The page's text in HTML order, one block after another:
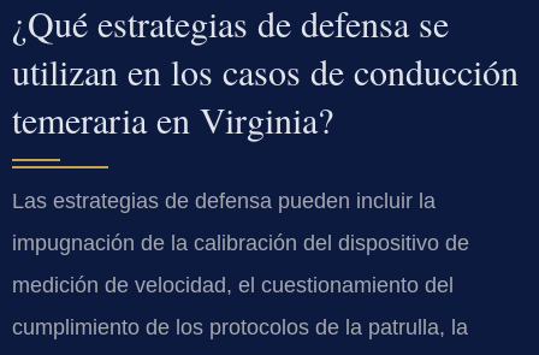
¿Qué estrategias de defensa se
utilizan en los casos de conducción
temeraria en Virginia?
Las estrategias de defensa pueden incluir la
impugnación de la calibración del dispositivo de
medición de velocidad, el cuestionamiento del
cumplimiento de los protocolos de la patrulla, la